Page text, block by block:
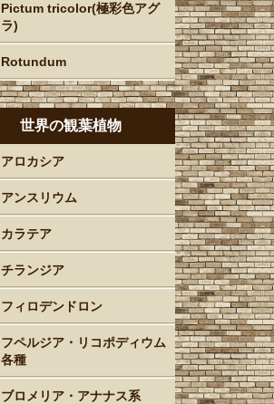
Pictum tricolor(極彩色アグ
ラ)
Rotundum
世界の観葉植物
アロカシア
アンスリウム
カラテア
チランジア
フィロデンドロン
フペルジア・リコポディウム
各種
ブロメリア・アナナス系